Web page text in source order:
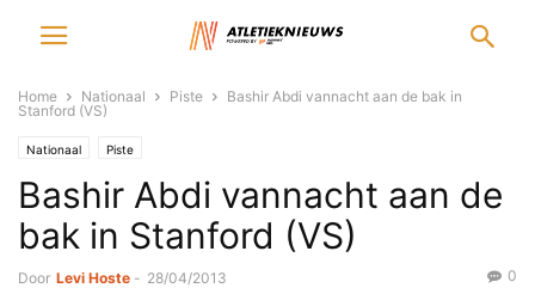
Home Nationaal Piste
Bashir Abdi vannacht aan de bak in
Stanford (VS)
Nationaal Piste
Bashir Abdi vannacht aan de
bak in Stanford (VS)
Door Levi Hoste - 28/04/2013 0